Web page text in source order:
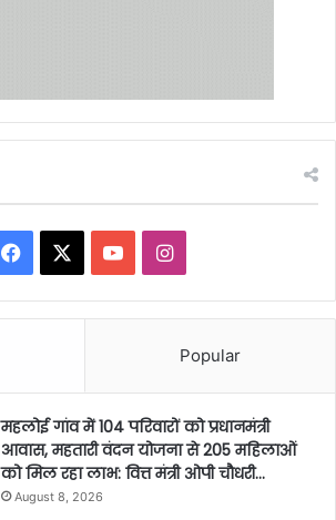
Facebook YouTubeInstagram
Popular
महलोई गांव में 104 परिवारों को प्रधानमंत्री
आवास, महतारी वंदन योजना से 205 महिलाओं
को मिल रहा लाभ: वित्त मंत्री ओपी चौधरी…
August 8, 2026